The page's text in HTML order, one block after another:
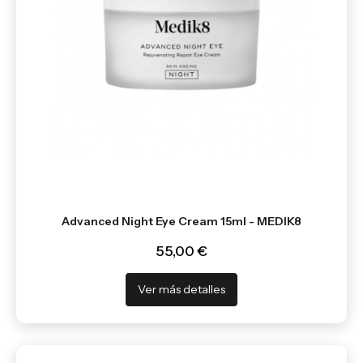
Advanced Night Eye Cream 15ml - MEDIK8
55,00 €
Ver más detalles